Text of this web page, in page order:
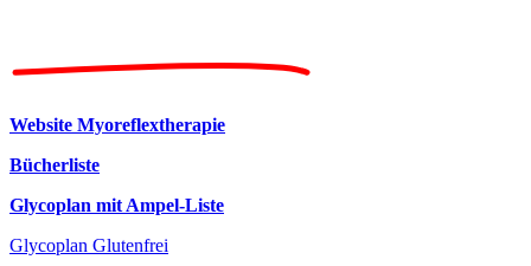
Website Myoreflextherapie
Bücherliste
Glycoplan mit Ampel-Liste
Glycoplan Glutenfrei